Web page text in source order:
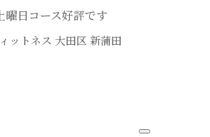
曜日コース好評です
ットネス 大田区 新蒲田